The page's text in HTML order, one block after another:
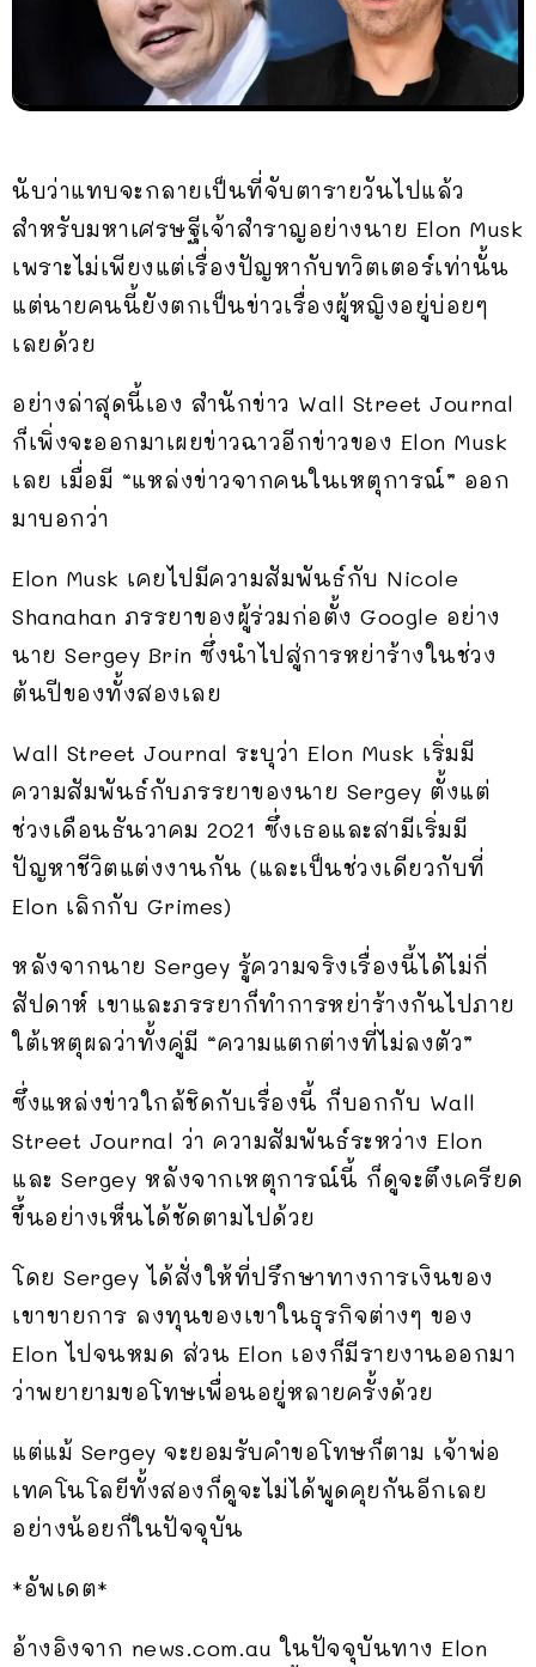
นับว่าแทบจะกลายเป็นที่จับตารายวันไปแล้ว
สำหรับมหาเศรษฐีเจ้าสำราญอย่างนาย Elon Musk
เพราะไม่เพียงแต่เรื่องปัญหากับทวิตเตอร์เท่านั้น
แต่นายคนนี้ยังตกเป็นข่าวเรื่องผู้หญิงอยู่บ่อยๆ
เลยด้วย
อย่างล่าสุดนี้เอง สำนักข่าว Wall Street Journal
ก็เพิ่งจะออกมาเผยข่าวฉาวอีกข่าวของ Elon Musk
เลย เมื่อมี “แหล่งข่าวจากคนในเหตุการณ์” ออก
มาบอกว่า
Elon Musk เคยไปมีความสัมพันธ์กับ Nicole
Shanahan ภรรยาของผู้ร่วมก่อตั้ง Google อย่าง
นาย Sergey Brin ซึ่งนำไปสู่การหย่าร้างในช่วง
ต้นปีของทั้งสองเลย
Wall Street Journal ระบุว่า Elon Musk เริ่มมี
ความสัมพันธ์กับภรรยาของนาย Sergey ตั้งแต่
ช่วงเดือนธันวาคม 2021 ซึ่งเธอและสามีเริ่มมี
ปัญหาชีวิตแต่งงานกัน (และเป็นช่วงเดียวกับที่
Elon เลิกกับ Grimes)
หลังจากนาย Sergey รู้ความจริงเรื่องนี้ได้ไม่กี่
สัปดาห์ เขาและภรรยาก็ทำการหย่าร้างกันไปภาย
ใต้เหตุผลว่าทั้งคู่มี “ความแตกต่างที่ไม่ลงตัว”
ซึ่งแหล่งข่าวใกล้ชิดกับเรื่องนี้ ก็บอกกับ Wall
Street Journal ว่า ความสัมพันธ์ระหว่าง Elon
และ Sergey หลังจากเหตุการณ์นี้ ก็ดูจะตึงเครียด
ขึ้นอย่างเห็นได้ชัดตามไปด้วย
โดย Sergey ได้สั่งให้ที่ปรึกษาทางการเงินของ
เขาขายการ ลงทุนของเขาในธุรกิจต่างๆ ของ
Elon ไปจนหมด ส่วน Elon เองก็มีรายงานออกมา
ว่าพยายามขอโทษเพื่อนอยู่หลายครั้งด้วย
แต่แม้ Sergey จะยอมรับคำขอโทษก็ตาม เจ้าพ่อ
เทคโนโลยีทั้งสองก็ดูจะไม่ได้พูดคุยกันอีกเลย
อย่างน้อยก็ในปัจจุบัน
*อัพเดต*
อ้างอิงจาก news.com.au ในปัจจุบันทาง Elon